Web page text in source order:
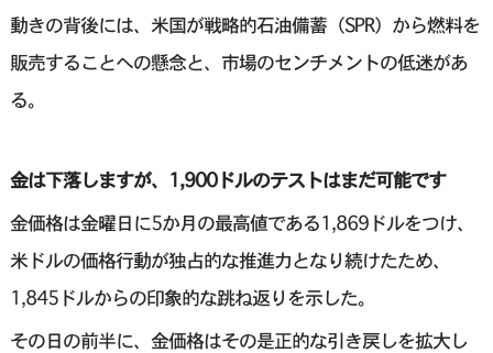
動きの背後には、米国が戦略的石油備蓄（SPR）から燃料を
販売することへの懸念と、市場のセンチメントの低迷があ
る。
金は下落しますが、1,900ドルのテストはまだ可能です
金価格は金曜日に5か月の最高値である1,869ドルをつけ、
米ドルの価格行動が独占的な推進力となり続けたため、
1,845ドルからの印象的な跳ね返りを示した。
その日の前半に、金価格はその是正的な引き戻しを拡大し